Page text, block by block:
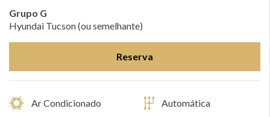
Grupo G
Hyundai Tucson (ou semelhante)
Reserva
Ar Condicionado
Automática